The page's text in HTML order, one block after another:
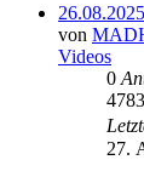
von
Videos
0
27.